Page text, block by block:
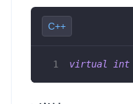
C++
virtual int